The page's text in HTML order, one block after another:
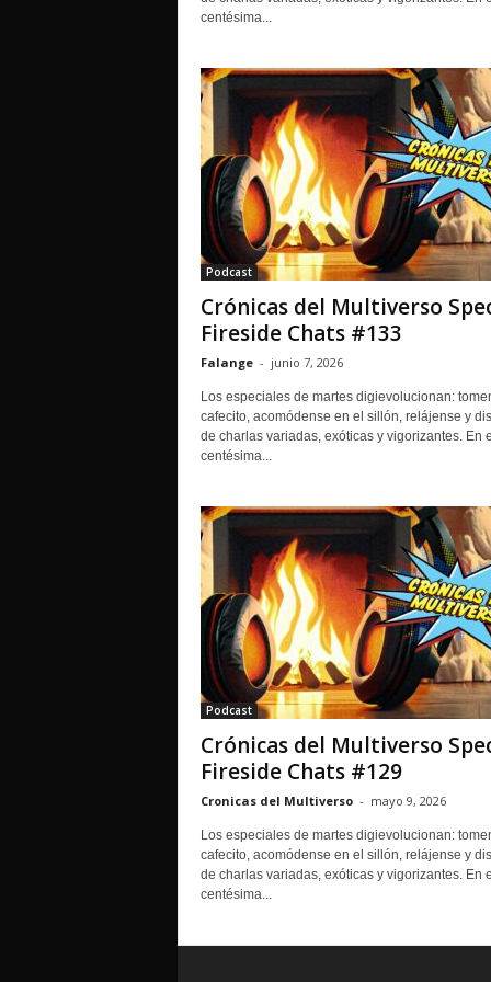
centésima...
Podcast
Crónicas del Multiverso
Fireside Chats #133
Falange - junio 7, 2026
Los especiales de martes digievolucionan:
cafecito, acomódense en el sillón, relájense y
de charlas variadas, exóticas y vigorizantes. En
centésima...
Podcast
Crónicas del Multiverso
Fireside Chats #129
Cronicas del Multiverso - mayo 9, 2026
Los especiales de martes digievolucionan:
cafecito, acomódense en el sillón, relájense y
de charlas variadas, exóticas y vigorizantes. En
centésima...